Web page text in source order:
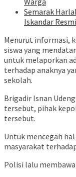
Semarak
Iskandar
Menurut informasi,
siswa yang
untuk melaporkan
terhadap anaknya
sekolah.
Brigadir Isnan
tersebut, pihak
tersebut.
Untuk mencegah
masyarakat
Polisi lalu